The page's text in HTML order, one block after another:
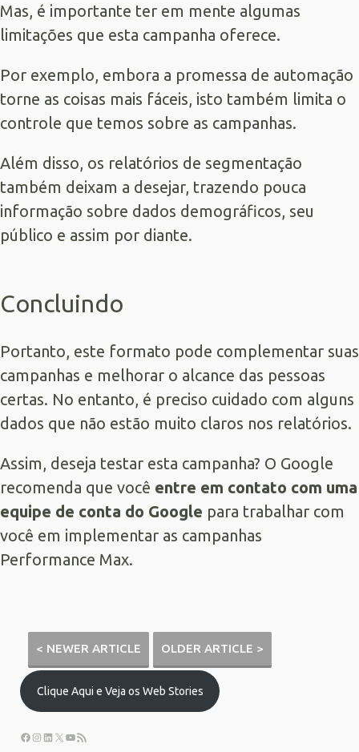
Mas, é importante ter em mente algumas
limitações que esta campanha oferece.
Por exemplo, embora a promessa de automação
torne as coisas mais fáceis, isto também limita o
controle que temos sobre as campanhas.
Além disso, os relatórios de segmentação
também deixam a desejar, trazendo pouca
informação sobre dados demográficos, seu
público e assim por diante.
Concluindo
Portanto, este formato pode complementar suas
campanhas e melhorar o alcance das pessoas
certas. No entanto, é preciso cuidado com alguns
dados que não estão muito claros nos relatórios.
Assim, deseja testar esta campanha? O Google
recomenda que você entre em contato com uma
equipe de conta do Google para trabalhar com
você em implementar as campanhas
Performance Max.
< NEWER ARTICLE OLDER ARTICLE >
Clique Aqui e Veja os Web Stories